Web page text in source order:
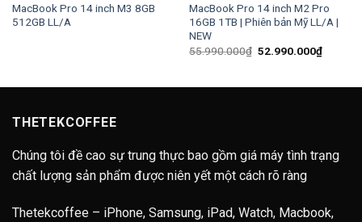
MacBook Pro 14 inch M3 8GB
512GB LL/A
MacBook Pro 14 inch M2 Pro
16GB 1TB | Phiên bản Mỹ LL/A |
NEW
55.990.000₫ Giá
52.990.000₫Giá
hiện
THETEKCOFFEE
Chúng tôi đề cao sự trung thực bao gồm giá máy tình trạng
chất lượng sản phẩm được niên yết một cách rõ ràng
Thetekcoffee – iPhone, Samsung, iPad, Watch, Macbook,